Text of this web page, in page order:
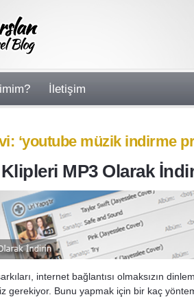
İletişim
‘youtube müzik indirme
MP3 Olarak
internet bağlantısı olmaksızın
gerekiyor. Bunu yapmak için bir kaç